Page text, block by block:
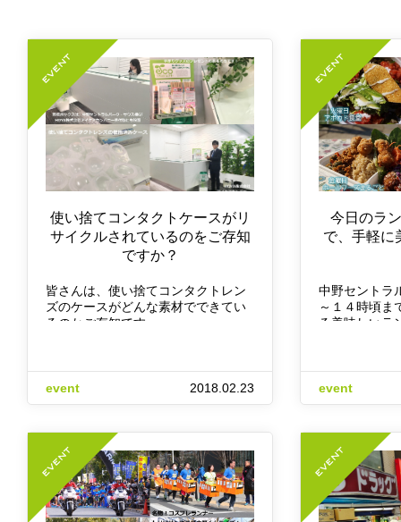
使い捨てコンタクトケースがリ
サイクルされているのをご存知
ですか？
皆さんは、使い捨てコンタクトレン
ズのケースがどんな素材でできてい
るのかご存知です…
event 2018.02.23
今日のラ
で、手軽に
中野セントラ
～１４時頃ま
る美味しい
event